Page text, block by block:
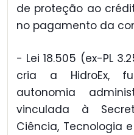
de proteção ao
no pagamento da
- Lei 18.505 (ex-PL
cria a HidroEx,
autonomia
vinculada à
Ciência, Tecnologia